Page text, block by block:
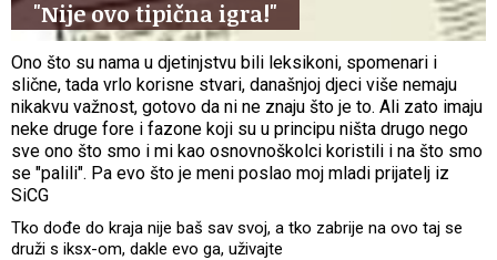
"Nije ovo tipična igra!"
Ono što su nama u djetinjstvu bili leksikoni, spomenari i
slične, tada vrlo korisne stvari, današnjoj djeci više nemaju
nikakvu važnost, gotovo da ni ne znaju što je to. Ali zato imaju
neke druge fore i fazone koji su u principu ništa drugo nego
sve ono što smo i mi kao osnovnoškolci koristili i na što smo
se "palili". Pa evo što je meni poslao moj mladi prijatelj iz
SiCG
Tko dođe do kraja nije baš sav svoj, a tko zabrije na ovo taj se
druži s iksx-om, dakle evo ga, uživajte